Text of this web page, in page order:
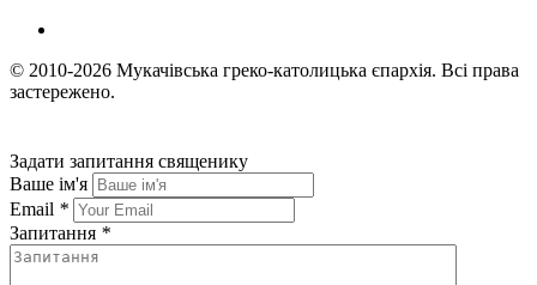
© 2010-2026 Мукачівська греко-католицька єпархія. Всі права
застережено.
Задати запитання священику
Ваше ім'я
Email *
Запитання *